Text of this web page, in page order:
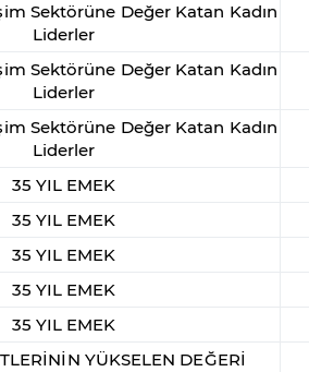
Sektörüne Değer Katan Kadın
Liderler
Sektörüne Değer Katan Kadın
Liderler
Sektörüne Değer Katan Kadın
Liderler
35 YIL EMEK
35 YIL EMEK
35 YIL EMEK
35 YIL EMEK
35 YIL EMEK
YÜKSELEN DEĞERİ